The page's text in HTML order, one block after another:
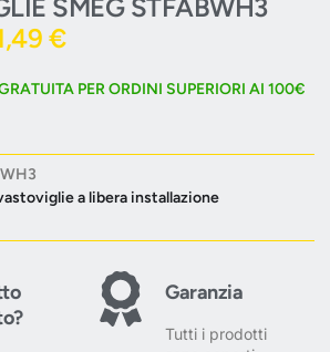
SMEG STFABWH3
€
PER ORDINI SUPERIORI AI 100€
a libera installazione
Garanzia
Tutti i prodotti